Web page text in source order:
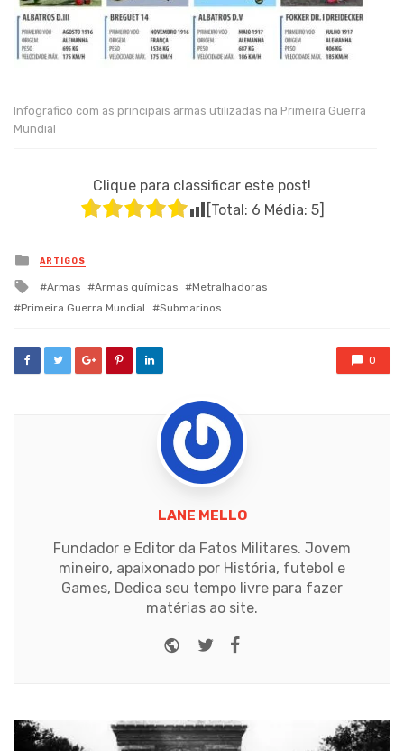
Infográfico com as principais armas utilizadas na Primeira Guerra
Mundial
Clique para classificar este post!
[Total: 6 Média: 5]
Posted
in
ARTIGOS
Tagged
with
Armas Armas químicas
Metralhadoras
Primeira Guerra Mundial
Submarinos
0
LANE MELLO
Fundador e Editor da Fatos Militares. Jovem
mineiro, apaixonado por História, futebol e
Games, Dedica seu tempo livre para fazer
matérias ao site.
Website
Twitter